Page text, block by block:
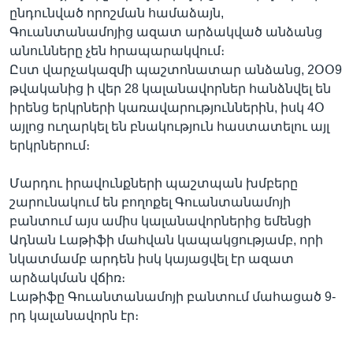
ընդունված որոշման համաձայն,
Գուանտանամոյից ազատ արձակված անձանց
անունները չեն հրապարակվում։
Ըստ վարչակազմի պաշտոնատար անձանց, 2ՕՕ9
թվականից ի վեր 28 կալանավորներ հանձնվել են
իրենց երկրների կառավարություններին, իսկ 4Օ
այլոց ուղարկել են բնակություն հաստատելու այլ
երկրներում։
Մարդու իրավունքների պաշտպան խմբերը
շարունակում են բողոքել Գուանտանամոյի
բանտում այս ամիս կալանավորներից եմենցի
Ադնան Լաթիֆի մահվան կապակցությամբ, որի
նկատմամբ արդեն իսկ կայացվել էր ազատ
արձակման վճիռ։
Լաթիֆը Գուանտանամոյի բանտում մահացած 9-
րդ կալանավորն էր։